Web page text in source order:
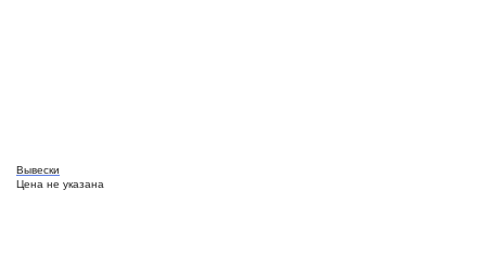
Вывески
Цена не указана